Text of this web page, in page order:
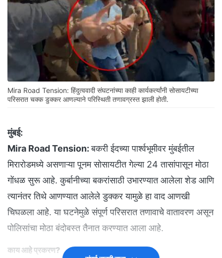
Mira Road Tension: हिंदुत्ववादी संघटनांच्या काही कार्यकर्त्यांनी सोसायटीच्या
परिसरात चक्क डुक्कर आणल्याने परिस्थिती तणावग्रस्त झाली होती.
मुंबई:
Mira Road Tension:बकरी ईदच्या पार्श्वभूमीवर मुंबईतील
मिरारोडमध्ये असणाऱ्या पूनम सोसायटीत गेल्या 24 तासांपासून मोठा
गोंधळ सुरू आहे. कुर्बानीच्या बकरांसाठी उभारण्यात आलेला शेड आणि
त्यानंतर तिथे आणण्यात आलेले डुक्कर यामुळे हा वाद आणखी
चिघळला आहे. या घटनेमुळे संपूर्ण परिसरात तणावाचे वातावरण असून
पोलिसांचा मोठा बंदोबस्त तैनात करण्यात आला आहे.
काय आहे प्रकरण?